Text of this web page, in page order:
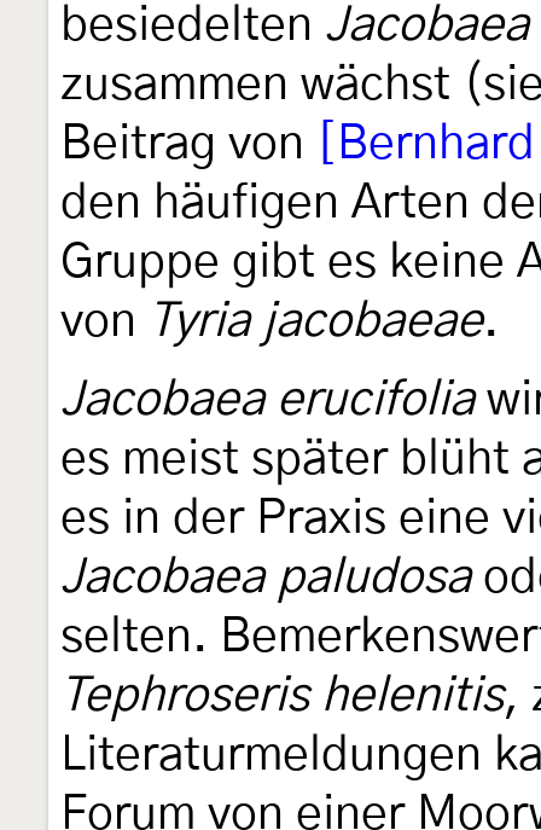
besiedelten
zusammen wächst
Beitrag von
den häufigen Arten
Gruppe gibt es keine
von Tyria jacobaeae.
Jacobaea erucifolia
es meist später blüht
es in der Praxis eine
Jacobaea paludosa
selten.
Tephroseris helenitis,
Literaturmeldungen
Forum von einer